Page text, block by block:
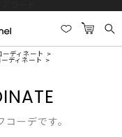
ディネート
ディネート
ーデです。